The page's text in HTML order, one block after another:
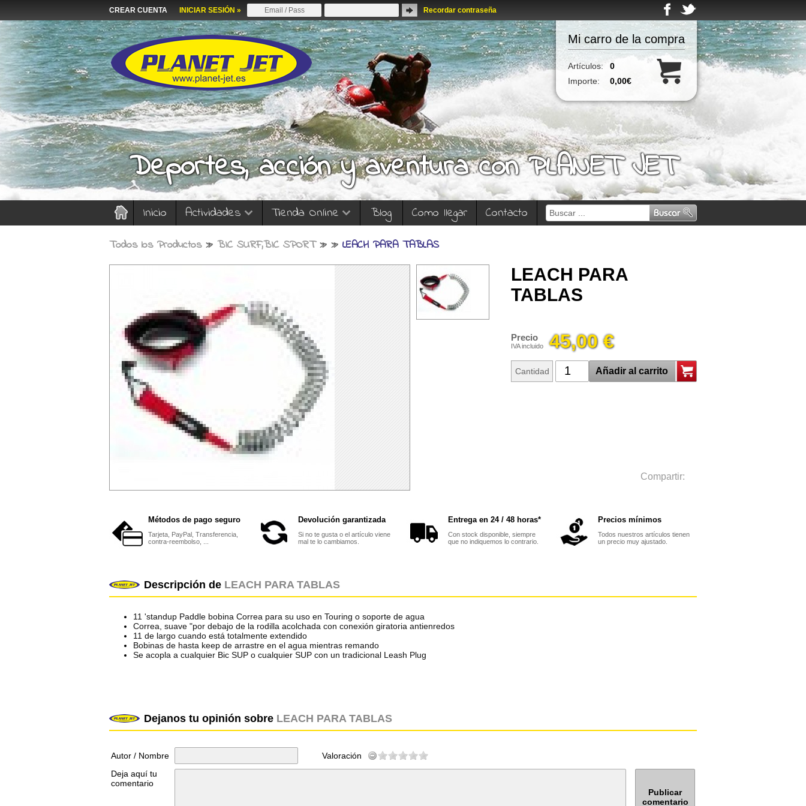
CREAR CUENTA INICIAR SESIÓN » Recordar contraseña
Mi carro de la compra
Artículos:
0
Importe:
0,00€
Deportes, acción y aventura con PLANET JET
Inicio Actividades Tienda Online Blog Como llegar Contacto
Todos los Productos » BIC SURF,BIC SPORT » » LEACH PARA TABLAS
LEACH PARA
TABLAS
Precio
IVA incluido 45,00 €
Cantidad Añadir al carrito
Compartir:
Métodos de pago seguro
Tarjeta, PayPal, Transferencia,
contra-reembolso, ...
Devolución garantizada
Si no te gusta o el artículo viene
mal te lo cambiamos.
Entrega en 24 / 48 horas*
Con stock disponible, siempre
que no indiquemos lo contrario.
Precios mínimos
Todos nuestros artículos tienen
un precio muy ajustado.
Descripción de LEACH PARA TABLAS
11 'standup Paddle bobina Correa para su uso en Touring o soporte de agua
Correa, suave "por debajo de la rodilla acolchada con conexión giratoria antienredos
11 de largo cuando está totalmente extendido
Bobinas de hasta keep de arrastre en el agua mientras remando
Se acopla a cualquier Bic SUP o cualquier SUP con un tradicional Leash Plug
Dejanos tu opinión sobre LEACH PARA TABLAS
Autor / Nombre
Valoración
Deja aquí tu
comentario
Publicar
comentario